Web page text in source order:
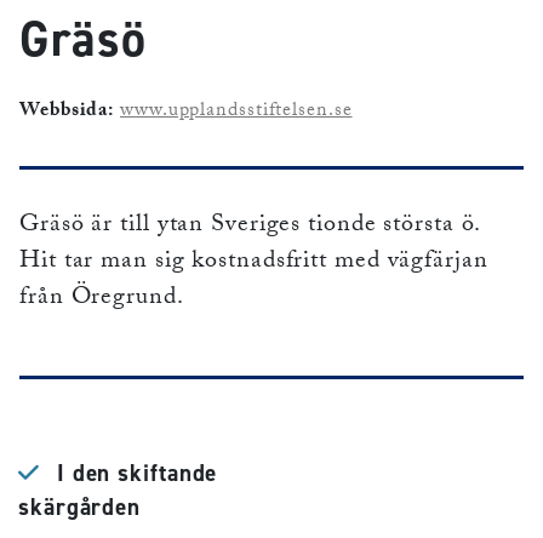
Gräsö
Webbsida: www.upplandsstiftelsen.se
Gräsö är till ytan Sveriges tionde största ö.
Hit tar man sig kostnadsfritt med vägfärjan
från Öregrund.
I den skiftande
skärgården